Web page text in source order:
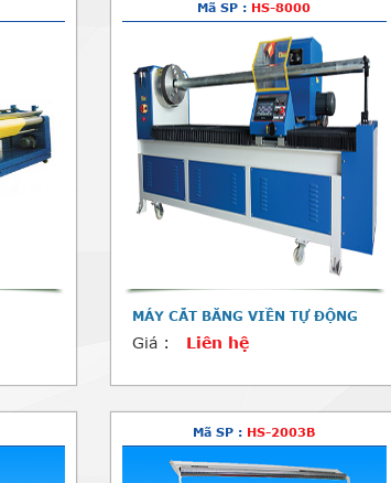
Mã SP : HS-8000
MÁY CẮT BĂNG VIỀN TỰ ĐỘNG
Giá : Liên hệ
Mã SP : HS-2003B